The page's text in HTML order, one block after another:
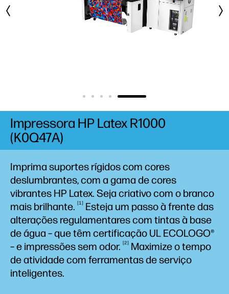
Imprima suportes rígidos com cores
deslumbrantes, com a gama de cores
vibrantes HP Latex. Seja criativo com o branco
mais brilhante. 1
Esteja um passo à frente das
alterações regulamentares com tintas à base
de água – que têm certificação UL ECOLOGO®
– e impressões sem odor. 2
Maximize o tempo
de atividade com ferramentas de serviço
inteligentes.
Impressora HP Latex R1000
(K0Q47A)